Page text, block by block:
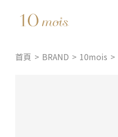
首頁 BRAND 10mois